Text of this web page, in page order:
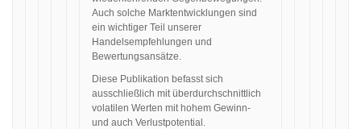
Auch solche Marktentwicklungen sind
ein wichtiger Teil unserer
Handelsempfehlungen und
Bewertungsansätze.
Diese Publikation befasst sich
ausschließlich mit überdurchschnittlich
volatilen Werten mit hohem Gewinn-
und auch Verlustpotential.